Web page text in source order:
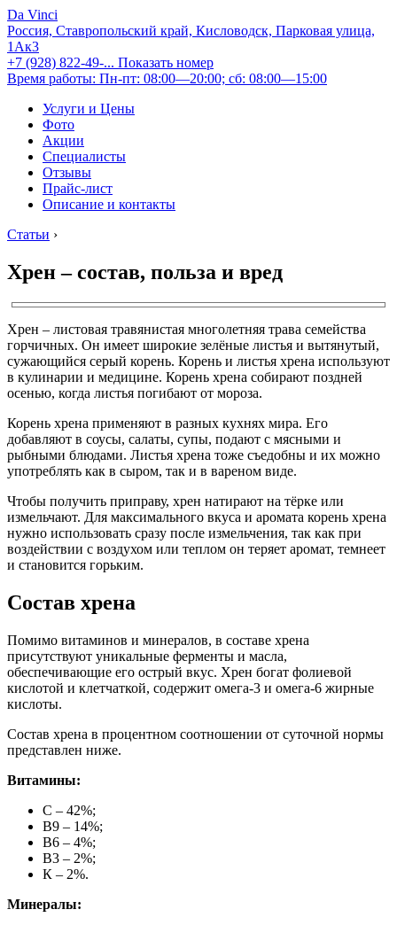
Da Vinci
Россия, Ставропольский край, Кисловодск, Парковая улица,
1Ак3
+7 (928) 822-49-... Показать номер
Время работы: Пн-пт: 08:00—20:00; сб: 08:00—15:00
Услуги и Цены
Фото
Акции
Специалисты
Отзывы
Прайс-лист
Описание и контакты
Статьи ›
Хрен – состав, польза и вред
Хрен – листовая травянистая многолетняя трава семейства
горчичных. Он имеет широкие зелёные листья и вытянутый,
сужающийся серый корень. Корень и листья хрена используют
в кулинарии и медицине. Корень хрена собирают поздней
осенью, когда листья погибают от мороза.
Корень хрена применяют в разных кухнях мира. Его
добавляют в соусы, салаты, супы, подают с мясными и
рыбными блюдами. Листья хрена тоже съедобны и их можно
употреблять как в сыром, так и в вареном виде.
Чтобы получить приправу, хрен натирают на тёрке или
измельчают. Для максимального вкуса и аромата корень хрена
нужно использовать сразу после измельчения, так как при
воздействии с воздухом или теплом он теряет аромат, темнеет
и становится горьким.
Состав хрена
Помимо витаминов и минералов, в составе хрена
присутствуют уникальные ферменты и масла,
обеспечивающие его острый вкус. Хрен богат фолиевой
кислотой и клетчаткой, содержит омега-3 и омега-6 жирные
кислоты.
Состав хрена в процентном соотношении от суточной нормы
представлен ниже.
Витамины:
С – 42%;
В9 – 14%;
В6 – 4%;
В3 – 2%;
К – 2%.
Минералы: